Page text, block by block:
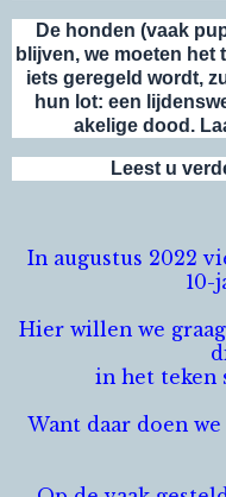
De honden (vaak
blijven, we moeten het
iets geregeld wordt,
hun lot: een
akelige dood.
Leest u
In augustus 2022
10-
Hier willen we
in het teken
Want daar doen